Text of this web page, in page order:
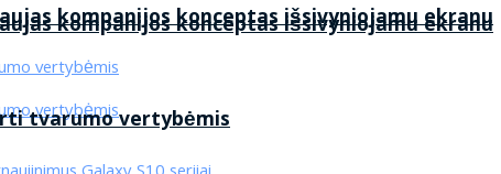
kompanijos konceptas išsivyniojamu ekranu
kompanijos konceptas išsivyniojamu ekranu
tvarumo vertybėmis